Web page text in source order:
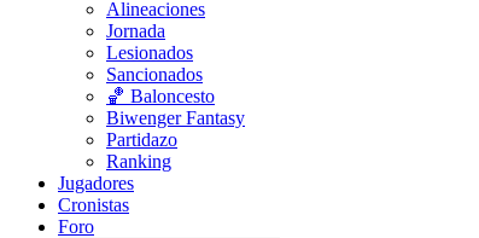
Alineaciones
Jornada
Lesionados
Sancionados
🏀 Baloncesto
Biwenger Fantasy
Partidazo
Ranking
Jugadores
Cronistas
Foro